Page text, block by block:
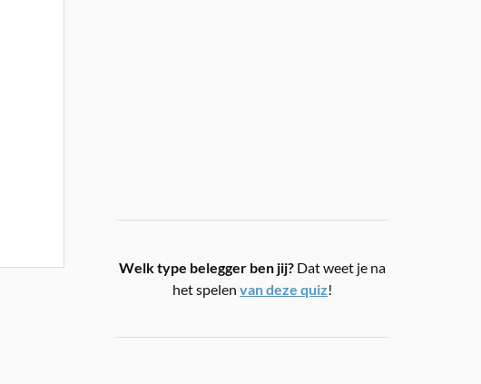
Welk type belegger ben jij? Dat weet je na
het spelenvan deze quiz!